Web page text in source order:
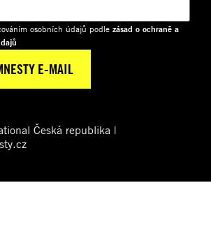
osobních údajů podle zásad o ochraně a
Česká republika |